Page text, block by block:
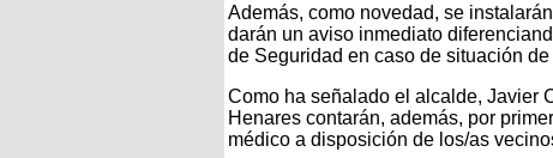
Además, como novedad, se
darán un aviso inmediato
de Seguridad en caso de situación
Como ha señalado el alcalde, Javier
Henares contarán, además, por
médico a disposición de los/as